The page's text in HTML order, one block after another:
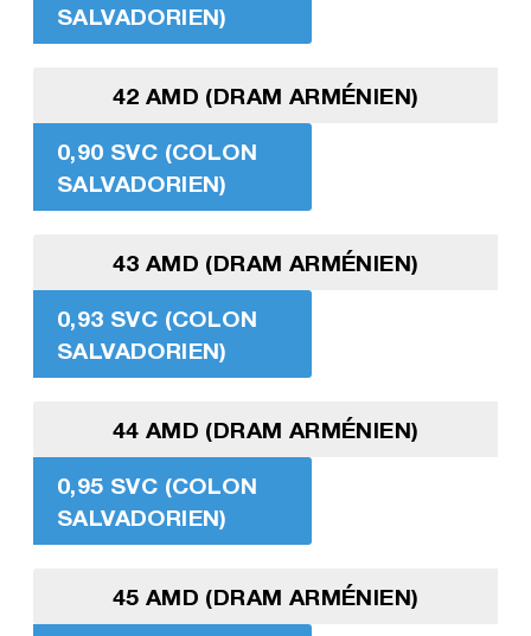
SALVADORIEN)
42 AMD (DRAM ARMÉNIEN)
0,90 SVC (COLON
SALVADORIEN)
43 AMD (DRAM ARMÉNIEN)
0,93 SVC (COLON
SALVADORIEN)
44 AMD (DRAM ARMÉNIEN)
0,95 SVC (COLON
SALVADORIEN)
45 AMD (DRAM ARMÉNIEN)